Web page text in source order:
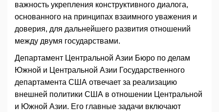
важность укрепления конструктивного диалога,
основанного на принципах взаимного уважения и
доверия, для дальнейшего развития отношений
между двумя государствами.
Департамент Центральной Азии Бюро по делам
Южной и Центральной Азии Государственного
департамента США отвечает за реализацию
внешней политики США в отношении Центральной
и Южной Азии. Его главные задачи включают